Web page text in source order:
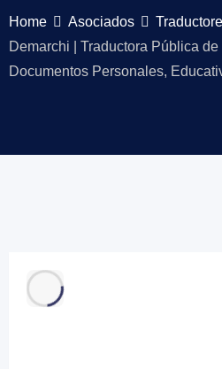
Home Asociados
Demarchi | Traductora Pública
Documentos Personales,